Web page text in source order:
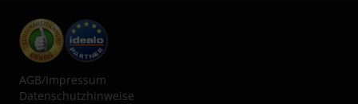
AGB/Impressum
Datenschutzhinweise